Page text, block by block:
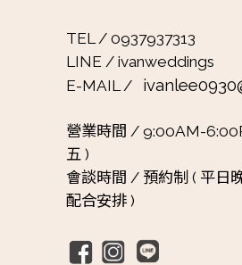
TEL / 0937937313
LINE / ivanweddings
E-MAIL /
營業時間 / 9:00AM-
五 )
會談時間 / 預約制 ( 平日
配合安排 )